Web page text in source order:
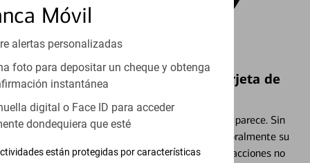
Móvil
alertas personalizadas
foto para depositar un cheque y obtenga
instantánea
digital o Face ID para acceder
dondequiera que esté
están protegidas por características
Bloquear y Desbloquear una Tarjeta de
Extraviar una tarjeta es más común de lo que parece. Sin
embargo, puede bloquear y desbloquear temporalmente su
tarjeta de débito para ayudar a prevenir transacciones no